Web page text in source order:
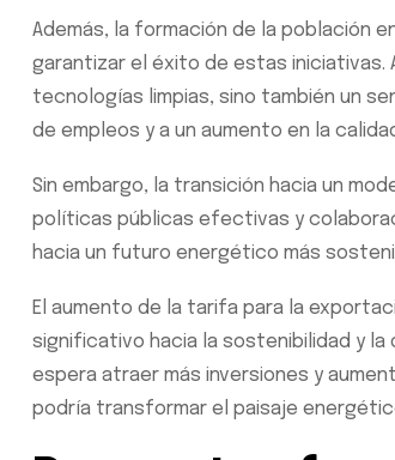
Además, la formación de la población
garantizar el éxito de estas iniciativas.
tecnologías limpias, sino también un
de empleos y a un aumento en la
Sin embargo, la transición hacia un
políticas públicas efectivas y
hacia un futuro energético más
El aumento de la tarifa para la
significativo hacia la sostenibilidad y
espera atraer más inversiones y
podría transformar el paisaje